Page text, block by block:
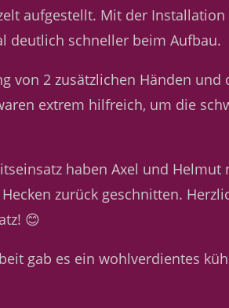
aufgestellt. Mit der
deutlich schneller beim Aufbau.
von 2 zusätzlichen Händen
extrem hilfreich, um die
haben Axel und
zurück geschnitten.
😊
gab es ein wohlverdientes